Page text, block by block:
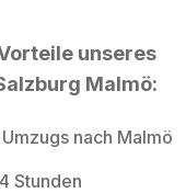
unseres
Malmö:
nach Malmö
Stunden